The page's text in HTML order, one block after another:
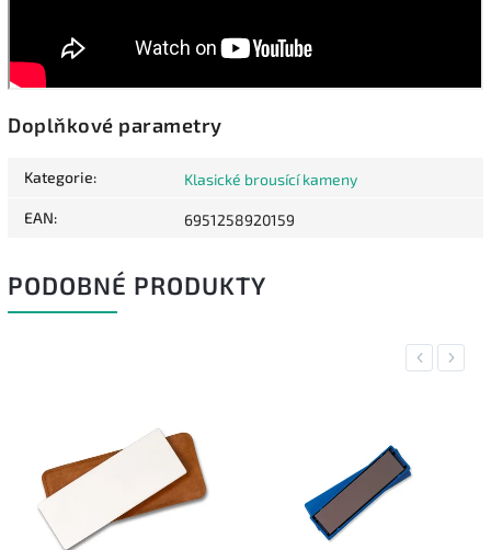
Doplňkové parametry
Kategorie: Klasické brousící kameny
EAN: 6951258920159
PODOBNÉ PRODUKTY
Previous
Next